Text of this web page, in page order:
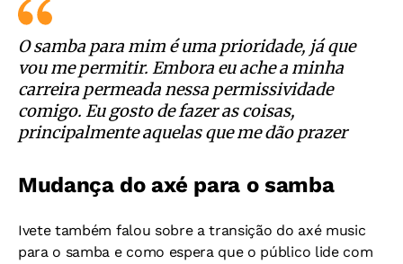
O samba para mim é uma prioridade, já que
vou me permitir. Embora eu ache a minha
carreira permeada nessa permissividade
comigo. Eu gosto de fazer as coisas,
principalmente aquelas que me dão prazer
Mudança do axé para o samba
Ivete também falou sobre a transição do axé music
para o samba e como espera que o público lide com